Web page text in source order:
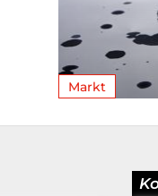
Markt